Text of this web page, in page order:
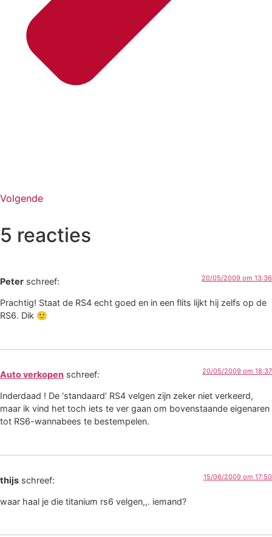
Volgende
5 reacties
Peter schreef: 20/05/2009 om 13:36
Prachtig! Staat de RS4 echt goed en in een flits lijkt hij zelfs op de
RS6. Dik 🙂
Auto verkopen schreef: 20/05/2009 om 18:37
Inderdaad ! De ‘standaard’ RS4 velgen zijn zeker niet verkeerd,
maar ik vind het toch iets te ver gaan om bovenstaande eigenaren
tot RS6-wannabees te bestempelen.
thijs schreef: 15/06/2009 om 17:50
waar haal je die titanium rs6 velgen,,. iemand?